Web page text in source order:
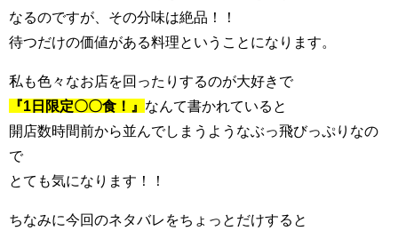
なるのですが、その分味は絶品！！
待つだけの価値がある料理ということになります。
私も色々なお店を回ったりするのが大好きで
『1日限定〇〇食！』 なんて書かれていると
開店数時間前から並んでしまうようなぶっ飛びっぷりなの
で
とても気になります！！
ちなみに今回のネタバレをちょっとだけすると